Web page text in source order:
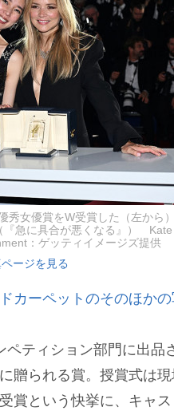
秀女優賞をW受賞した（左から
『急に具合が悪くなる』）
：ゲッティイメージズ提供
ージを見る
カーペットのそのほか
ティション部門に出品
贈られる賞。授賞式は
賞という快挙に、キャ